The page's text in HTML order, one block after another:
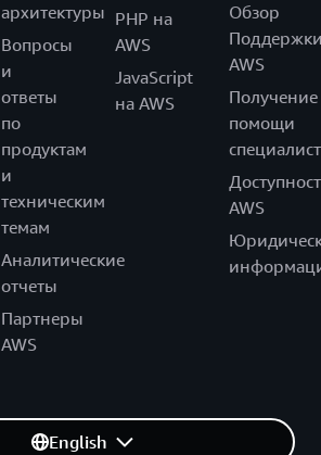
архитектуры
Вопросы
и
ответы
по
продуктам
и
техническим
темам
Аналитические
отчеты
Партнеры
AWS
PHP на
AWS
JavaScript
на AWS
Обзор
AWS
Получение
помощи
AWS
English